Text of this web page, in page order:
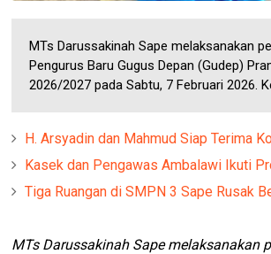
MTs Darussakinah Sape melaksanakan
Pengurus Baru Gugus Depan (Gudep)
2026/2027 pada Sabtu, 7 Februari 2026.
H. Arsyadin dan Mahmud Siap Terima
Kasek dan Pengawas Ambalawi Ikuti
Tiga Ruangan di SMPN 3 Sape Rusak
MTs Darussakinah Sape melaksanakan